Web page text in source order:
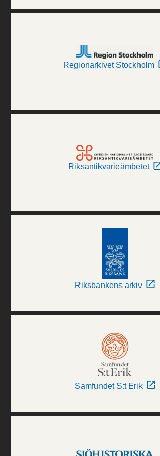
Regionarkivet Stockholm
Riksantikvarieämbetet
Riksbankens arkiv
Samfundet S:t Erik